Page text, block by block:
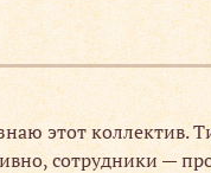
этот коллектив.
сотрудники —